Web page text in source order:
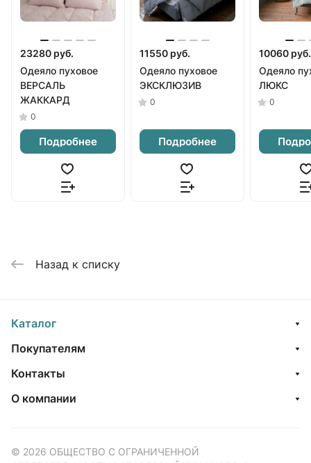
23280 руб.
Одеяло пуховое
ВЕРСАЛЬ
ЖАККАРД
0
Подробнее
11550 руб.
Одеяло пуховое
ЭКСКЛЮЗИВ
0
Подробнее
10060 руб.
Одеяло
ЛЮКС
0
Назад к списку
Каталог
Покупателям
Контакты
О компании
© 2026 ОБЩЕСТВО С ОГРАНИЧЕННОЙ